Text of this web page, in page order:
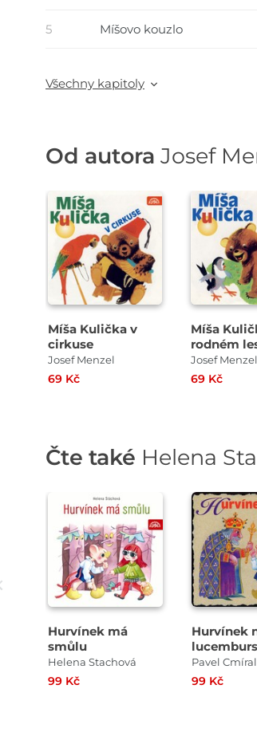
5 Míšovo kouzlo
Všechny kapitoly
Od autora Josef
Míša Kulička v
cirkuse
Josef Menzel
69 Kč
Přehrát
ukázku
Míša
rodném
Josef Menzel
69 Kč
Přehrát
ukázku
Čte také Helena
Hurvínek má
smůlu
Helena Stachová
99 Kč
Přehrát
ukázku
Hurvínek
99 Kč
Přehrát
ukázku